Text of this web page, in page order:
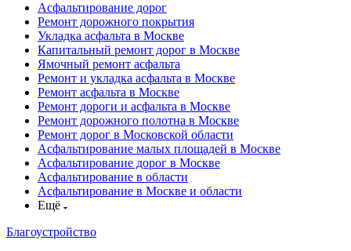
Асфальтирование дорог
Ремонт дорожного покрытия
Укладка асфальта в Москве
Капитальный ремонт дорог в Москве
Ямочный ремонт асфальта
Ремонт и укладка асфальта в Москве
Ремонт асфальта в Москве
Ремонт дороги и асфальта в Москве
Ремонт дорожного полотна в Москве
Ремонт дорог в Московской области
Асфальтирование малых площадей в Москве
Асфальтирование дорог в Москве
Асфальтирование в области
Асфальтирование в Москве и области
Ещё
Благоустройство